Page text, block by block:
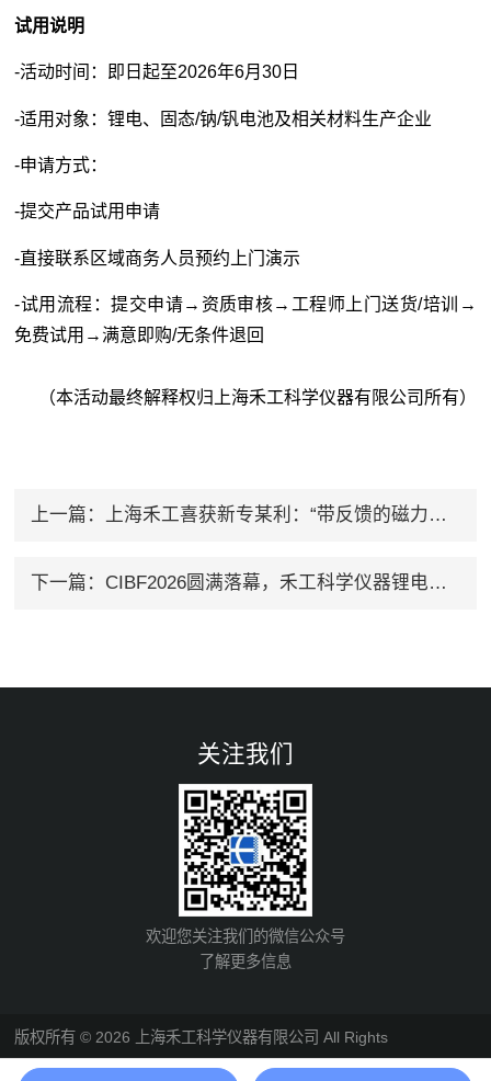
试用说明
-活动时间：即日起至2026年6月30日
-适用对象：锂电、固态/钠/钒电池及相关材料生产企业
-申请方式：
-提交产品试用申请
-直接联系区域商务人员预约上门演示
-试用流程：提交申请→资质审核→工程师上门送货/培训→
免费试用→满意即购/无条件退回
（本活动最终解释权归上海禾工科学仪器有限公司所有）
上一篇： 上海禾工喜获新专某利：“带反馈的磁力转速电路”赋能仪器精准控制
下一篇： CIBF2026圆满落幕，禾工科学仪器锂电检测方案引关注
关注我们
欢迎您关注我们的微信公众号
了解更多信息
版权所有 © 2026 上海禾工科学仪器有限公司 All Rights
Reserved备案号：沪ICP备05002513号-7总流量：